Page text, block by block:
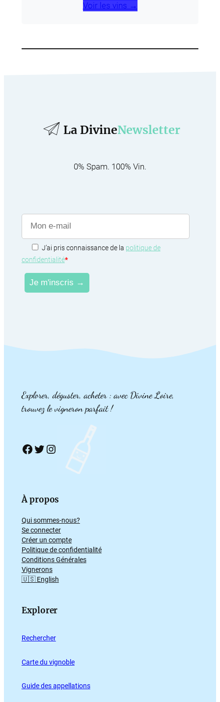
Voir les vins →
La DivineNewsletter
0% Spam. 100% Vin.
J’ai pris connaissance de la politique de
confidentialité*
Explorer, déguster, acheter : avec Divine Loire,
trouvez le vigneron parfait !
Facebook Twitter Instagram
À propos
Qui sommes-nous?
Se connecter
Créer un compte
Politique de confidentialité
Conditions Générales
Vignerons
🇺🇸 English
Explorer
Rechercher
Carte du vignoble
Guide des appellations